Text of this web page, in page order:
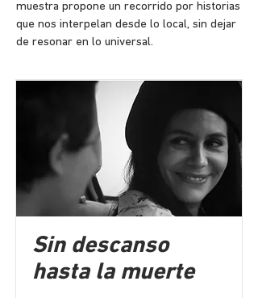
muestra propone un recorrido por historias
que nos interpelan desde lo local, sin dejar
de resonar en lo universal.
Sin descanso
hasta la muerte